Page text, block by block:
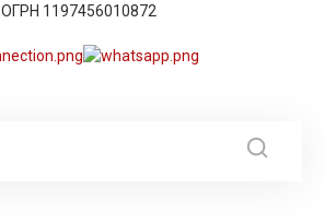
ОГРН 1197456010872